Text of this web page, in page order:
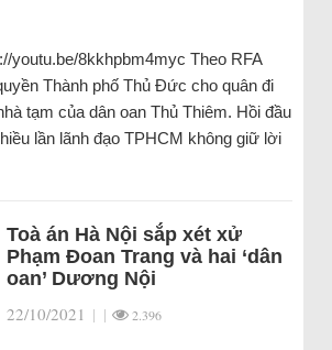
youtu.be/8kkhpbm4myc Theo RFA
Thành phố Thủ Đức cho quân đi
tạm của dân oan Thủ Thiêm. Hồi đầu
lần lãnh đạo TPHCM không giữ lời
Toà án Hà Nội sắp xét xử
Phạm Đoan Trang và hai ‘dân
oan’ Dương Nội
22/10/2021 | | 2.396